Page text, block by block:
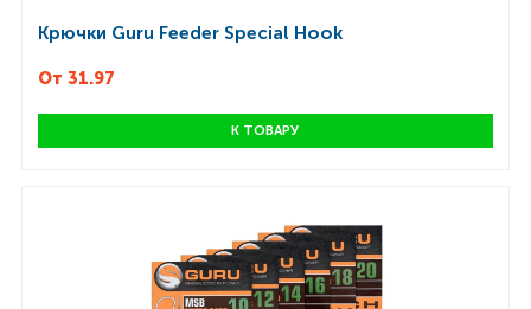
Крючки Guru Feeder Special Hook
От 31.97
К ТОВАРУ